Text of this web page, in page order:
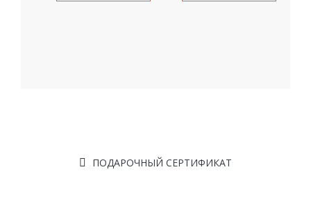
ПОДАРОЧНЫЙ СЕРТИФИКАТ